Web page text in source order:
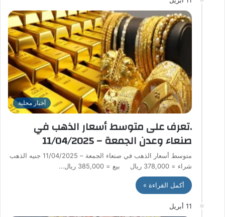
أخبار محلية
.تعرف على متوسط أسعار الذهب في
صنعاء وعدن الجمعة – 11/04/2025
متوسط أسعار الذهب في صنعاء الجمعة – 11/04/2025 جنيه الذهب
شراء = 378,000 ريال بيع = 385,000 ريال…
أكمل القراءة »
11 أبريل